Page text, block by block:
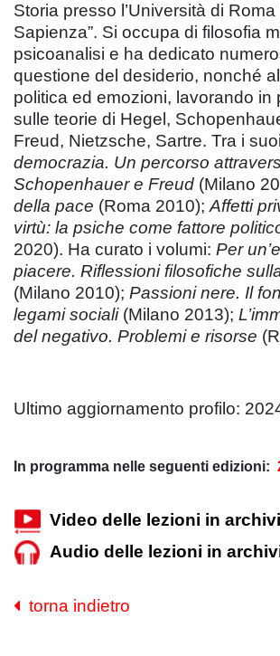
Storia presso l’Università di Roma
Sapienza”. Si occupa di filosofia
psicoanalisi e ha dedicato
questione del desiderio, nonché
politica ed emozioni, lavorando in
sulle teorie di Hegel,
Freud, Nietzsche, Sartre. Tra i
democrazia. Un percorso
Schopenhauer e Freud (Milano
della pace (Roma 2010);Affetti
virtù: la psiche come fattore
2020). Ha curato i volumi: Per
piacere. Riflessioni filosofiche
(Milano 2010); Passioni nere. Il
legami sociali(Milano 2013);
del negativo. Problemi e risorse
Ultimo aggiornamento profilo:
In programma nelle seguenti edizioni:
Video delle lezioni in
Audio delle lezioni in
torna indietro